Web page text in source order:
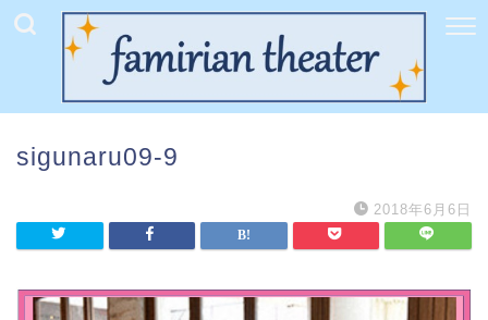
sigunaru09-9
2018年6月6日